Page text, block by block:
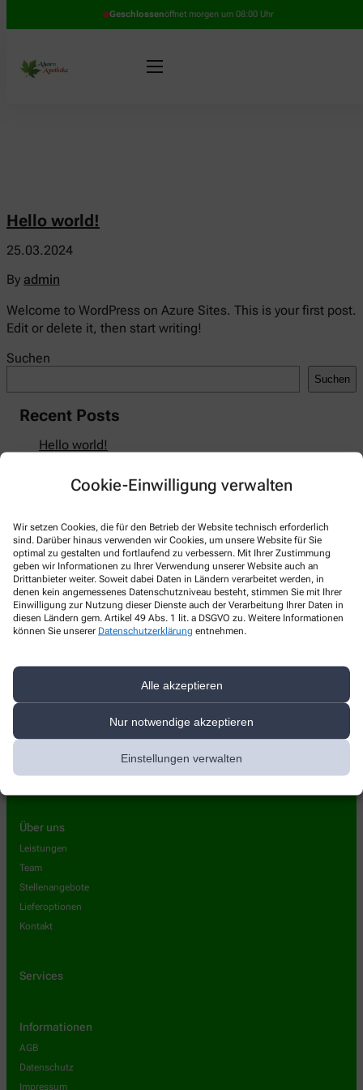
Cookie-Einwilligung verwalten
Wir setzen Cookies, die für den Betrieb der Website technisch erforderlich
sind. Darüber hinaus verwenden wir Cookies, um unsere Website für Sie
optimal zu gestalten und fortlaufend zu verbessern. Mit Ihrer Zustimmung
geben wir Informationen zu Ihrer Verwendung unserer Website auch an
Drittanbieter weiter. Soweit dabei Daten in Ländern verarbeitet werden, in
denen kein angemessenes Datenschutzniveau besteht, stimmen Sie mit Ihrer
Einwilligung zur Nutzung dieser Dienste auch der Verarbeitung Ihrer Daten in
diesen Ländern gem. Artikel 49 Abs. 1 lit. a DSGVO zu. Weitere Informationen
können Sie unserer Datenschutzerklärung entnehmen.
Alle akzeptieren
Nur notwendige akzeptieren
Einstellungen verwalten
Geschlossenöffnet morgen um 08:00 Uhr
Hello world!
25.03.2024
By admin
Welcome to WordPress on Azure Sites. This is your first post.
Edit or delete it, then start writing!
Suchen
Suchen
Recent Posts
Hello world!
Recent Comments
Kontakt
Ahorn-Apotheke
ahorn-apo@t-online.de
Über uns
Leistungen
Team
Stellenangebote
Lieferoptionen
Kontakt
Services
Informationen
AGB
Datenschutz
Impressum